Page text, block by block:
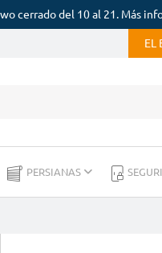
cerrado del 10 al 21. Más
EL
PERSIANAS